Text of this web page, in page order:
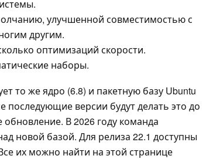
улучшенной совместимостью с
другим.
оптимизаций скорости.
наборы.
то же ядро (6.8) и пакетную базу Ubuntu
последующие версии будут делать это до
В 2026 году команда
новой базой. Для релиза 22.1 доступны
их можно найти на этой странице